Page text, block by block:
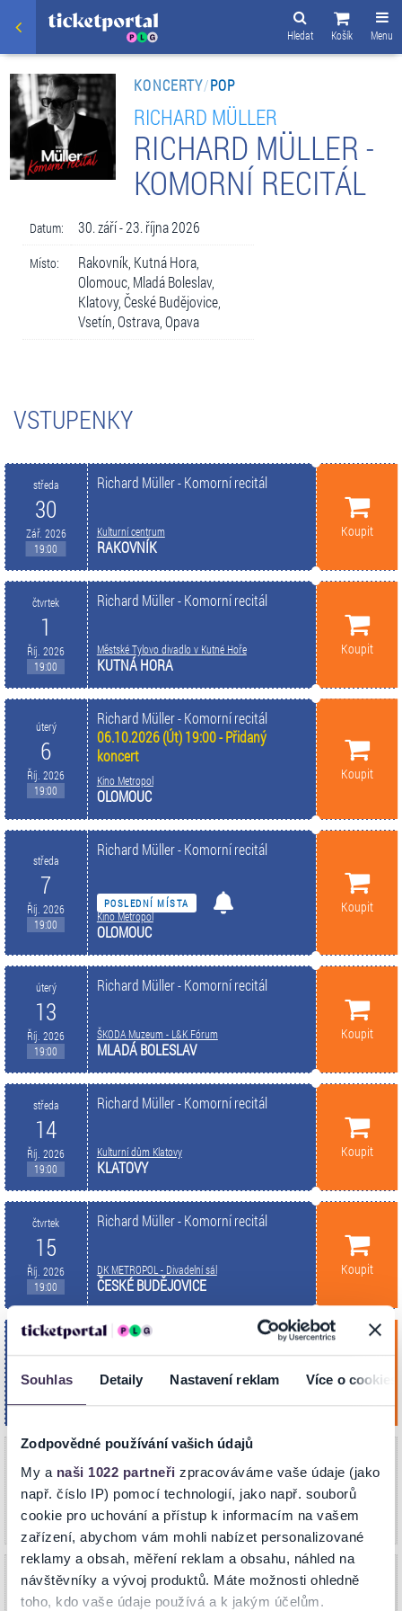
Souhlas Detaily Nastavení reklam Více o cookies
Zodpovědné používání vašich údajů
My a naši 1022 partneři zpracováváme vaše údaje (jako
např. číslo IP) pomocí technologií, jako např. souborů
cookie pro uchování a přístup k informacím na vašem
zařízení, abychom vám mohli nabízet personalizované
reklamy a obsah, měření reklam a obsahu, náhled na
návštěvníky a vývoj produktů. Máte možnosti ohledně
toho, kdo vaše údaje používá a k jakým účelům.
Menu
Košík
Hledat
KONCERTY/POP
RICHARD MÜLLER
RICHARD MÜLLER -
KOMORNÍ RECITÁL
Datum: 30. září - 23. října 2026
Místo:
Rakovník, Kutná Hora,
Olomouc, Mladá Boleslav,
Klatovy, České Budějovice,
Vsetín, Ostrava, Opava
VSTUPENKY
středa
30
Zář. 2026
19:00
Richard Müller - Komorní recitál
Kulturní centrum
RAKOVNÍK
Koupit
čtvrtek
1
Říj. 2026
19:00
Richard Müller - Komorní recitál
Městské Tylovo divadlo v Kutné Hoře
KUTNÁ HORA
Koupit
úterý
6
Říj. 2026
19:00
Richard Müller - Komorní recitál
06.10.2026 (Út) 19:00 - Přidaný
koncert
Kino Metropol
OLOMOUC
Koupit
středa
7
Říj. 2026
19:00
Richard Müller - Komorní recitál
POSLEDNÍ MÍSTA
Kino Metropol
OLOMOUC
Koupit
úterý
13
Říj. 2026
19:00
Richard Müller - Komorní recitál
ŠKODA Muzeum - L&K Fórum
MLADÁ BOLESLAV
Koupit
středa
14
Říj. 2026
19:00
Richard Müller - Komorní recitál
Kulturní dům Klatovy
KLATOVY
Koupit
čtvrtek
15
Říj. 2026
19:00
Richard Müller - Komorní recitál
DK METROPOL - Divadelní sál
ČESKÉ BUDĚJOVICE
Koupit
úterý
20
Říj. 2026
19:00
Richard Müller - Komorní recitál
Dům kultury
VSETÍN
Koupit
21
19:00
V síti Ticketportal nyní
vyprodáno.
V naší síti je vyprodáno (možné uvolnění
nevyzvednutých rezervací zpět do prodeje).
Richard Müller - Komorní recitál
AKORD
OSTRAVA
čtvrtek
22
V síti Ticketportal nyní
vyprodáno.
Richard Müller - Komorní recitál